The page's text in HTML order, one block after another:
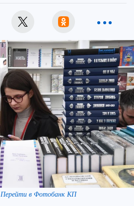
Перейти в Фотобанк КП